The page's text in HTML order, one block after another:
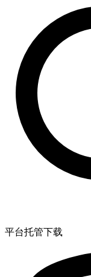
平台托管下载